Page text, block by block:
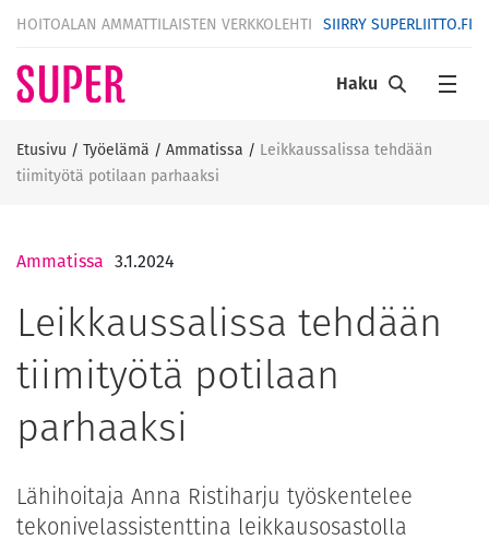
HOITOALAN AMMATTILAISTEN VERKKOLEHTI SIIRRY SUPERLIITTO.FI
Haku
Etusivu / Työelämä / Ammatissa / Leikkaussalissa tehdään
tiimityötä potilaan parhaaksi
Ammatissa 3.1.2024
Leikkaussalissa tehdään
tiimityötä potilaan
parhaaksi
Lähihoitaja Anna Ristiharju työskentelee
tekonivelassistenttina leikkausosastolla